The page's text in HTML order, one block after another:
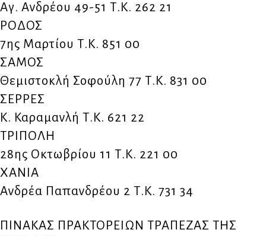
Αγ. Ανδρέου 49-51 Τ.Κ. 262 21
ΡΟΔΟΣ
7ης Μαρτίου Τ.Κ. 851 00
ΣΑΜΟΣ
Θεμιστοκλή Σοφούλη 77 Τ.Κ. 831 00
ΣΕΡΡΕΣ
Κ. Καραμανλή Τ.Κ. 621 22
ΤΡΙΠΟΛΗ
28ης Οκτωβρίου 11 Τ.Κ. 221 00
ΧΑΝΙΑ
Ανδρέα Παπανδρέου 2 Τ.Κ. 731 34
ΠΙΝΑΚΑΣ ΠΡΑΚΤΟΡΕΙΩΝ ΤΡΑΠΕΖΑΣ ΤΗΣ